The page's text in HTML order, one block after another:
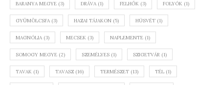
BARANYA MEGYE (3) DRÁVA (1) FELHŐK (3) FOLYÓK (1)
GYÜMÖLCSFA (3) HAZAI TÁJAKON (5) HÚSVÉT (1)
MAGNÓLIA (3) MECSEK (3) NAPLEMENTE (1)
SOMOGY MEGYE (2) SZEMÉLYES (1) SZIGETVÁR (1)
TAVAK (1) TAVASZ (16) TERMÉSZET (13) TÉL (1)